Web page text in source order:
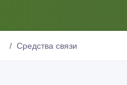
Средства связи